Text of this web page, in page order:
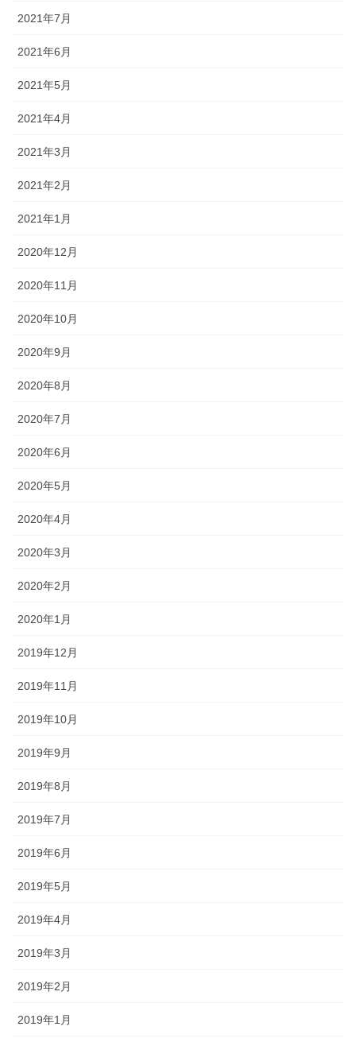
2021年7月
2021年6月
2021年5月
2021年4月
2021年3月
2021年2月
2021年1月
2020年12月
2020年11月
2020年10月
2020年9月
2020年8月
2020年7月
2020年6月
2020年5月
2020年4月
2020年3月
2020年2月
2020年1月
2019年12月
2019年11月
2019年10月
2019年9月
2019年8月
2019年7月
2019年6月
2019年5月
2019年4月
2019年3月
2019年2月
2019年1月